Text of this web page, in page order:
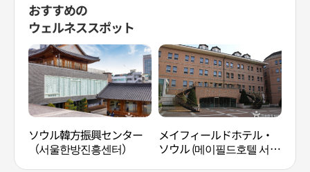
おすすめの
ウェルネススポット
ソウル韓方振興センター
（서울한방진흥센터）
メイフィールドホテル・
ソウル (메이필드호텔 서